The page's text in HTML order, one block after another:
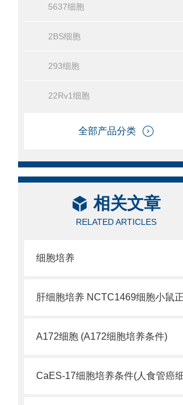
5637细胞
2BS细胞
293细胞
22Rv1细胞
全部产品分类
相关文章
RELATED ARTICLES
细胞培养
A172细胞 (A172细胞培养条件)
CaES-17细胞培养条件(人食管癌